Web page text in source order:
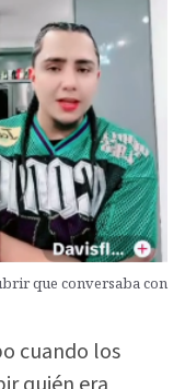
que conversaba con
cuando los